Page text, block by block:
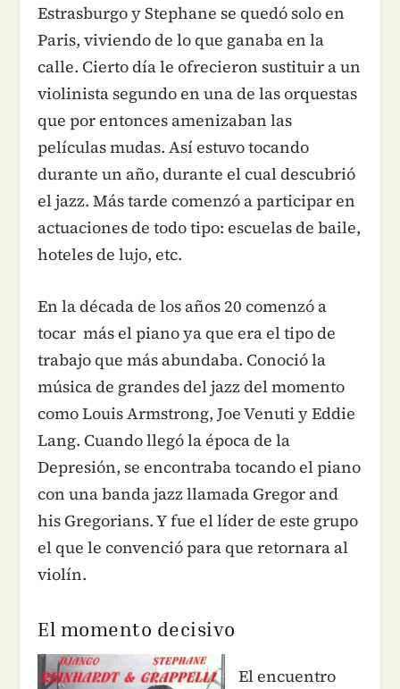
Estrasburgo y Stephane se quedó solo en
Paris, viviendo de lo que ganaba en la
calle. Cierto día le ofrecieron sustituir a un
violinista segundo en una de las orquestas
que por entonces amenizaban las
películas mudas. Así estuvo tocando
durante un año, durante el cual descubrió
el jazz. Más tarde comenzó a participar en
actuaciones de todo tipo: escuelas de baile,
hoteles de lujo, etc.
En la década de los años 20 comenzó a
tocar más el piano ya que era el tipo de
trabajo que más abundaba. Conoció la
música de grandes del jazz del momento
como Louis Armstrong, Joe Venuti y Eddie
Lang. Cuando llegó la época de la
Depresión, se encontraba tocando el piano
con una banda jazz llamada Gregor and
his Gregorians. Y fue el líder de este grupo
el que le convenció para que retornara al
violín.
El momento decisivo
El encuentro